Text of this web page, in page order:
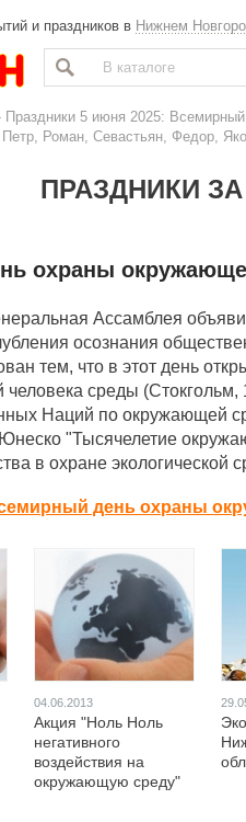
и праздников в Нижнем
Праздники 5 июня 2025:
Роман, Севастьян, Федор,
ПРАЗДНИКИ
охраны
Ассамблея
осознания
тем, что в этот день
среды (Стокгольм,
Наций по окружающей
"Тысячелетие
в охране экологической
день охраны
04.06.2013
Акция "Ноль Ноль
негативного
воздействия на
окружающую среду"